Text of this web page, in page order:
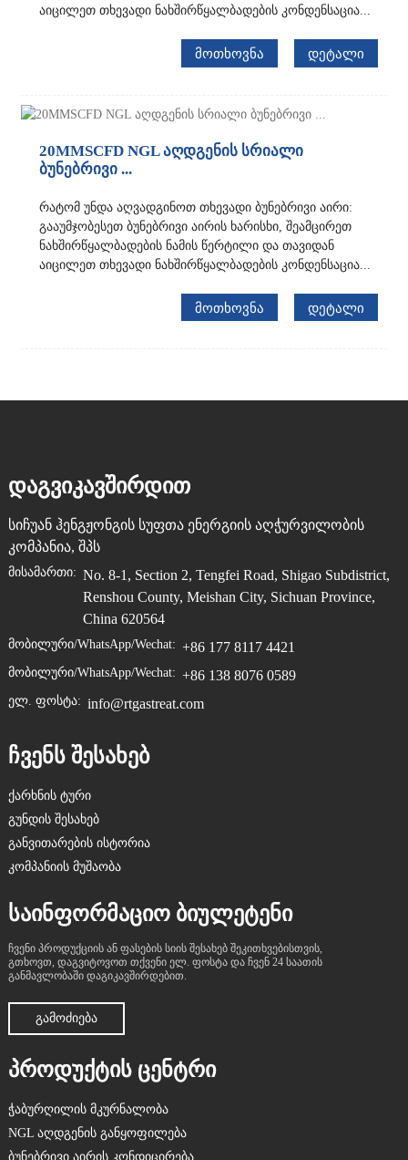
აიცილეთ თხევადი ნახშირწყალბადების კონდენსაცია...
ᲛᲝᲗᲮᲝᲕᲜᲐ ᲓᲔᲢᲐᲚᲘ
20MMSCFD NGL აღდგენის სრიალი
ბუნებრივი ...
რატომ უნდა აღვადგინოთ თხევადი ბუნებრივი აირი:
გააუმჯობესეთ ბუნებრივი აირის ხარისხი, შეამცირეთ
ნახშირწყალბადების ნამის წერტილი და თავიდან
აიცილეთ თხევადი ნახშირწყალბადების კონდენსაცია...
ᲛᲝᲗᲮᲝᲕᲜᲐ ᲓᲔᲢᲐᲚᲘ
ᲓᲐᲒᲕᲘᲙᲐᲕᲨᲘᲠᲓᲘᲗ
სიჩუან ჰენგჟონგის სუფთა ენერგიის აღჭურვილობის
კომპანია, შპს
Მისამართი: No. 8-1, Section 2, Tengfei Road, Shigao Subdistrict,
Renshou County, Meishan City, Sichuan Province,
China 620564
Მობილური/WhatsApp/Wechat: +86 177 8117 4421
Მობილური/WhatsApp/Wechat: +86 138 8076 0589
Ელ. Ფოსტა: info@rtgastreat.com
ᲩᲕᲔᲜᲡ ᲨᲔᲡᲐᲮᲔᲑ
ქარხნის ტური
გუნდის შესახებ
განვითარების ისტორია
კომპანიის მუშაობა
ᲡᲐᲘᲜᲤᲝᲠᲛᲐᲪᲘᲝ ᲑᲘᲣᲚᲔᲢᲔᲜᲘ
ჩვენი პროდუქციის ან ფასების სიის შესახებ შეკითხვებისთვის,
გთხოვთ, დაგვიტოვოთ თქვენი ელ. ფოსტა და ჩვენ 24 საათის
განმავლობაში დაგიკავშირდებით.
ᲒᲐᲛᲝᲫᲘᲔᲑᲐ
ᲞᲠᲝᲓᲣᲥᲢᲘᲡ ᲪᲔᲜᲢᲠᲘ
ჭაბურღილის მკურნალობა
NGL აღდგენის განყოფილება
ბუნებრივი აირის კონდიცირება